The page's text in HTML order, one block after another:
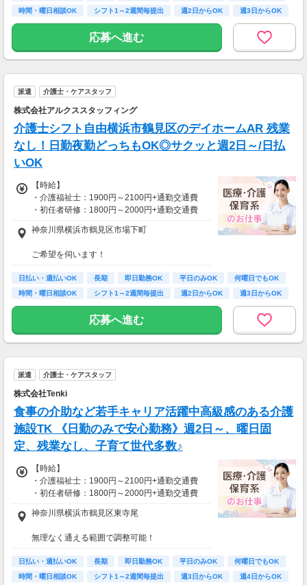
月収例：時給2100円、1日8h、22日勤務=36万
9,600円
【アクセス】
マイカー・バイク・自転車での通勤も可能◎
※規定有、ご希望の際はご相談ください！
時間・曜日相談OK
シフト1～2週間毎提出 週2日からOK 週3日からOK
応募へ進む
派遣 介護士・ケアスタッフ
株式会社アルクススタッフィング
介護士シフト自由横浜市鶴見区のデイホームAR 残業
なし！日勤夜勤どっちもOK◎サクッと週2日～/日払
いOK
【時給】
・介護福祉士：1900円～2100円+通勤交通費
・初任者研修：1800円～2000円+通勤交通費
・無資格：1500円～+通勤交通費
*＊嬉しい日払いOK*
研修期間も給与変動なし！
【月収例】
しっかり働く！週5フルタイムの場合
時給1800円×1日8時間×月22日＝31万6,800円
時給2100円×1日8時間×月22日＝36万9,600円
仕事以外の時間も確保＊週3日勤務の場合
時給1800円×1日8時間×月12日＝17万2,800円
時給2100円×1日8時間×月12日＝20万1,600円
※上記は日勤例
神奈川県横浜市鶴見区市場下町
ご希望を伺います！
※受動喫煙対策有（屋内禁煙）
車・バイク・自転車での通勤もOK
※規定があるので、ご希望の方はご相談くださ
日払い・週払いOK 長期 即日勤務OK 平日のみOK
何曜日でもOK
時間・曜日相談OK
シフト1～2週間毎提出 週2日からOK 週3日からOK
応募へ進む
派遣 介護士・ケアスタッフ
株式会社Tenki
食事の介助など若手キャリア活躍中高級感のある介護
施設TK 《日勤のみで安心勤務》週2日～、曜日固
定、残業なし、子育て世代多数♪
【時給】
・介護福祉士：1900円～2100円+通勤交通費
・初任者研修：1800円～2000円+通勤交通費
・無資格：1500円～+通勤交通費
*＊嬉しい日払いOK*
【月収例】
神奈川県横浜市鶴見区東寺尾
無理なく通える範囲で調整可能！
※受動喫煙対策有（屋内禁煙）
【アクセス】
日払い・週払いOK 長期 即日勤務OK 平日のみOK
何曜日でもOK
時間・曜日相談OK
シフト1～2週間毎提出 週3日からOK 週4日からOK